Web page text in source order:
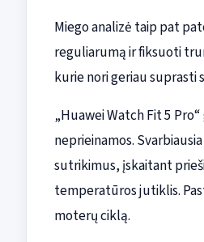
Miego analizė taip pat
reguliarumą ir fiksuoti
kurie nori geriau suprasti
„Huawei Watch Fit 5
neprieinamos.
sutrikimus, įskaitant
temperatūros jutiklis.
moterų ciklą.